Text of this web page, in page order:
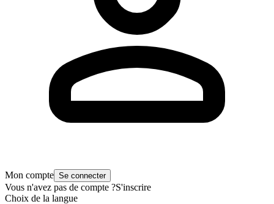
Mon compte Se connecter
Vous n'avez pas de compte ?S'inscrire
Choix de la langue